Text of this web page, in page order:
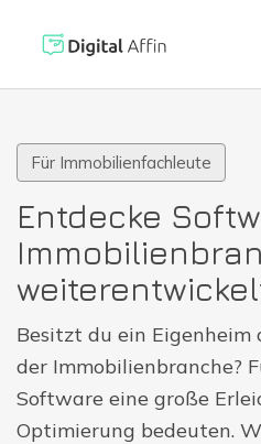
SOFTWARE-
Neuste Artikel
Für Immobilienfachleute
Entdecke
Besitzt du ein
der Immobilienbranche?
Software eine große
Optimierung bedeuten.